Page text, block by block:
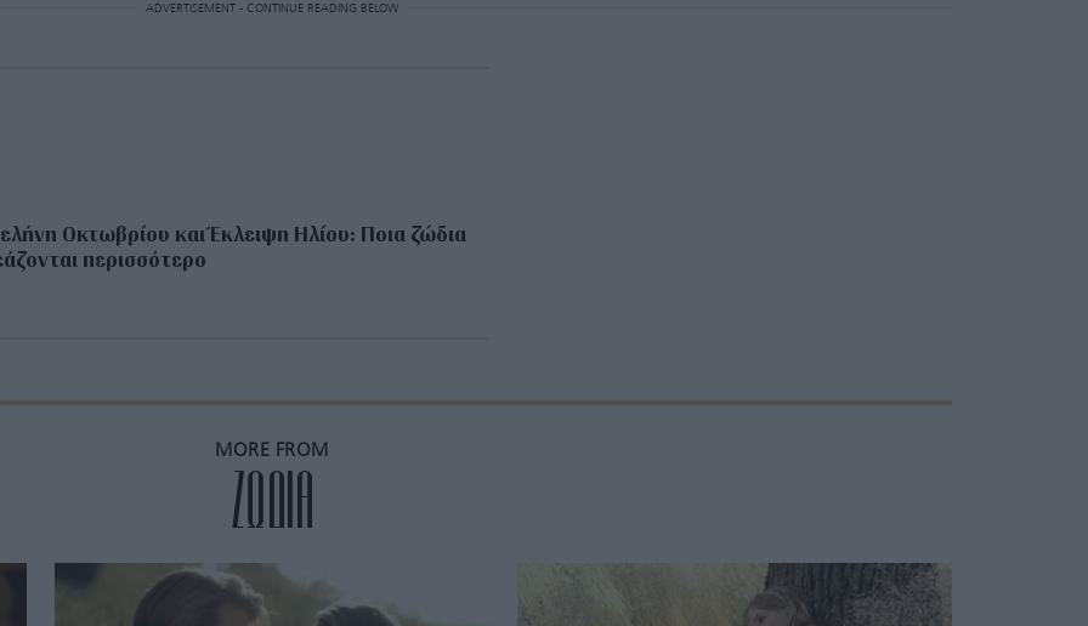
ADVERTISEMENT - CONTINUE READING BELOW
Οκτωβρίου και Έκλειψη Ηλίου: Ποια ζώδια
περισσότερο
MORE FROM
ZΩΔΙΑ